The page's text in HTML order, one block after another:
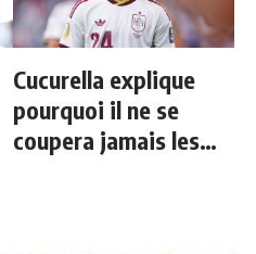
Cucurella explique
pourquoi il ne se
coupera jamais les